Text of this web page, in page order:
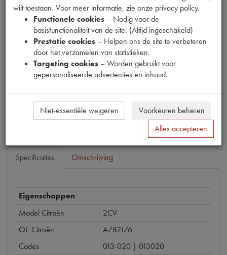
Productnummer
1900003
Bestel
Specificaties Omschrijving
Eigenschappen
Model Citroën
2CV
OE Citroën
AZ82176
Codes
013-020 | 013020
wilt toestaan. Voor meer informatie, zie onze privacy policy.
Functionele cookies – Nodig voor de
basisfunctionaliteit van de site. (Altijd ingeschakeld)
Prestatie cookies – Helpen ons de site te verbeteren
door het verzamelen van statistieken.
Targeting cookies – Worden gebruikt voor
gepersonaliseerde advertenties en inhoud.
Niet-essentiële weigeren
Voorkeuren beheren
Alles accepteren